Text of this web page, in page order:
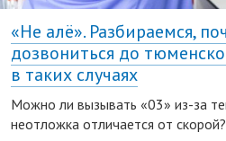
«Не алё». Разбираемся,
дозвониться до
в таких случаях
Можно ли вызывать «03» из-за
неотложка отличается от